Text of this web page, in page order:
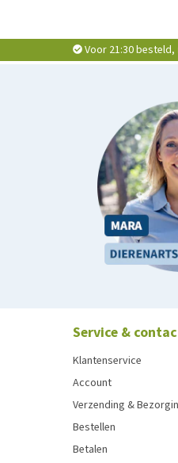
Voor 21:30 besteld,
Service &
Klantenservice
Account
Verzending &
Bestellen
Betalen